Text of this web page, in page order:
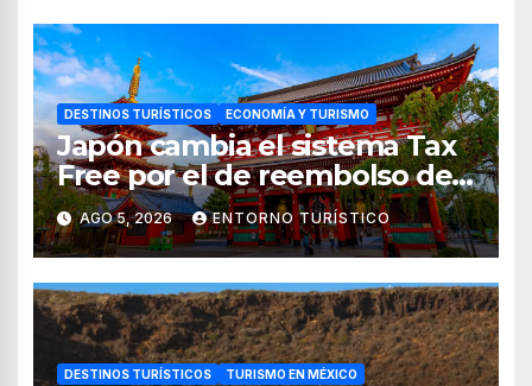
DESTINOS TURÍSTICOS ECONOMÍA Y TURISMO
Japón cambia el sistema Tax
Free por el de reembolso de
impuestos desde noviembre
de 2026
AGO 5, 2026 ENTORNO TURÍSTICO
DESTINOS TURÍSTICOS TURISMO EN MÉXICO